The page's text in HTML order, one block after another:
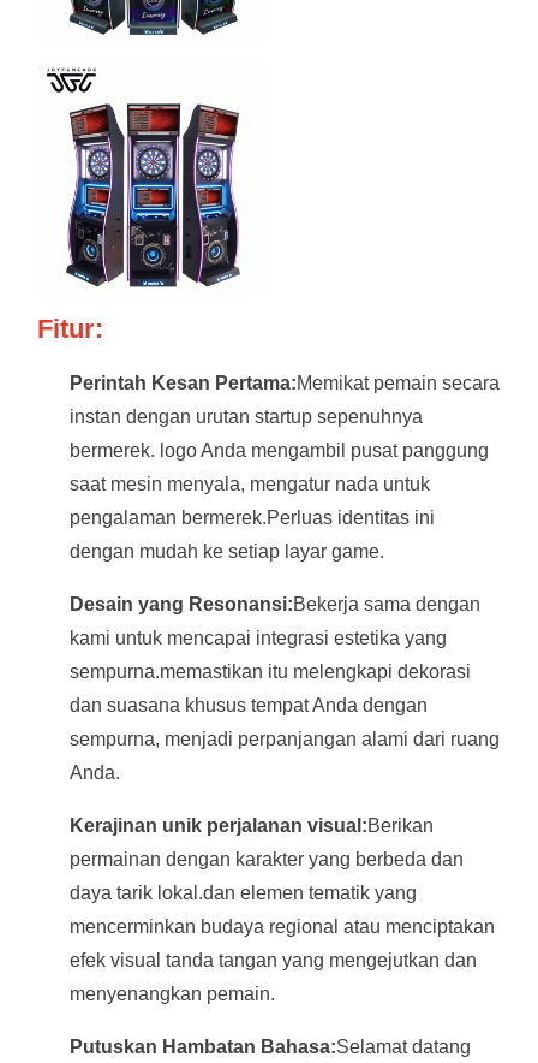
Fitur:
Perintah Kesan Pertama:Memikat pemain secara
instan dengan urutan startup sepenuhnya
bermerek. logo Anda mengambil pusat panggung
saat mesin menyala, mengatur nada untuk
pengalaman bermerek.Perluas identitas ini
dengan mudah ke setiap layar game.
Desain yang Resonansi:Bekerja sama dengan
kami untuk mencapai integrasi estetika yang
sempurna.memastikan itu melengkapi dekorasi
dan suasana khusus tempat Anda dengan
sempurna, menjadi perpanjangan alami dari ruang
Anda.
Kerajinan unik perjalanan visual:Berikan
permainan dengan karakter yang berbeda dan
daya tarik lokal.dan elemen tematik yang
mencerminkan budaya regional atau menciptakan
efek visual tanda tangan yang mengejutkan dan
menyenangkan pemain.
Putuskan Hambatan Bahasa:Selamat datang